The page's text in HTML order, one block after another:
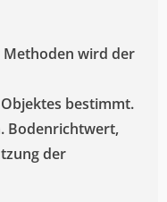
Methoden wird der
bestimmt.
Bodenrichtwert,
der